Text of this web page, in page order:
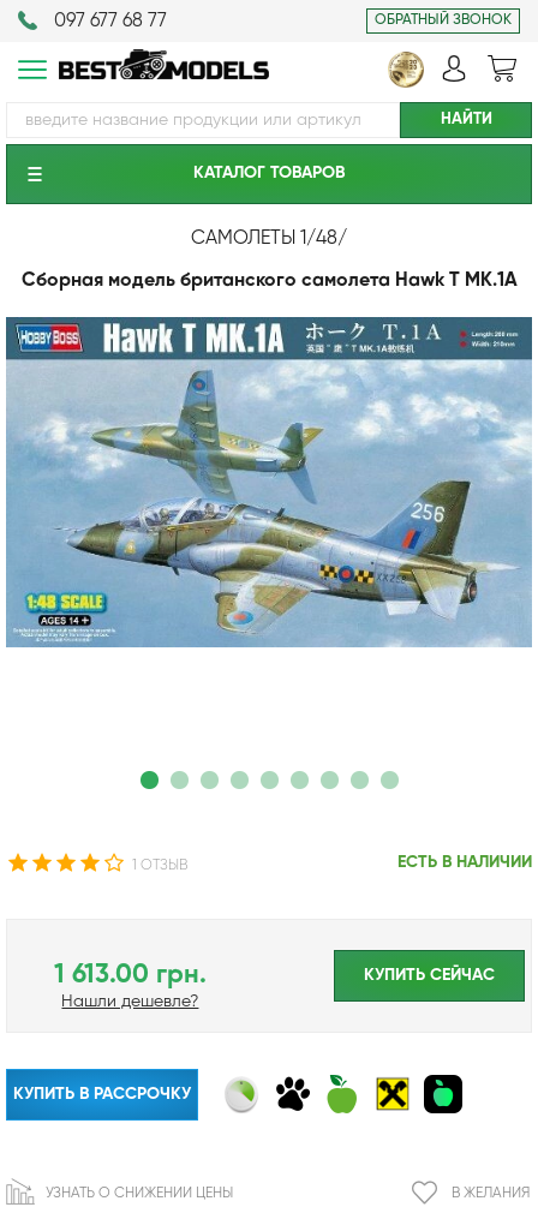
097 677 68 77 ОБРАТНЫЙ ЗВОНОК
КАТАЛОГ ТОВАРОВ
САМОЛЕТЫ 1/48/
Сборная модель британского самолета Hawk T MK.1A
1 ОТЗЫВ ЕСТЬ В НАЛИЧИИ
1 613.00 грн.
Нашли дешевле?
КУПИТЬ CЕЙЧАС
КУПИТЬ В РАССРОЧКУ
В ЖЕЛАНИЯ
УЗНАТЬ О СНИЖЕНИИ ЦЕНЫ